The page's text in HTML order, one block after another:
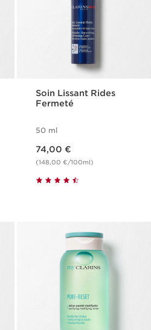
Soin Lissant Rides
Fermeté
50 ml
74,00 €
(148,00 €/100ml)